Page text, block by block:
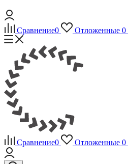
Сравнение0 Отложенные 0
Сравнение0 Отложенные 0